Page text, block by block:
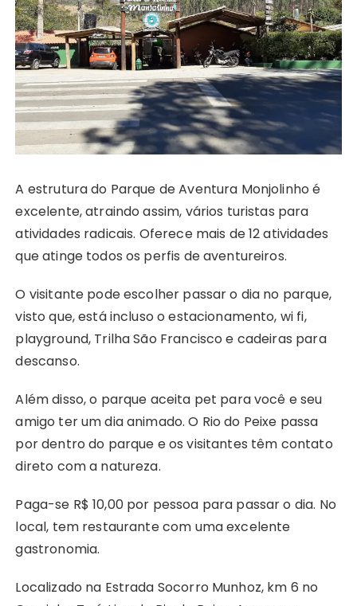
A estrutura do Parque de Aventura Monjolinho é
excelente, atraindo assim, vários turistas para
atividades radicais. Oferece mais de 12 atividades
que atinge todos os perfis de aventureiros.
O visitante pode escolher passar o dia no parque,
visto que, está incluso o estacionamento, wi fi,
playground, Trilha São Francisco e cadeiras para
descanso.
Além disso, o parque aceita pet para você e seu
amigo ter um dia animado. O Rio do Peixe passa
por dentro do parque e os visitantes têm contato
direto com a natureza.
Paga-se R$ 10,00 por pessoa para passar o dia. No
local, tem restaurante com uma excelente
gastronomia.
Localizado na Estrada Socorro Munhoz, km 6 no